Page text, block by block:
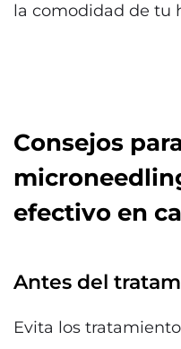
la comodidad de tu
Consejos
efectivo en
Antes del
Evita los